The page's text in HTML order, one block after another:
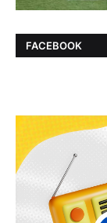
FACEBOOK